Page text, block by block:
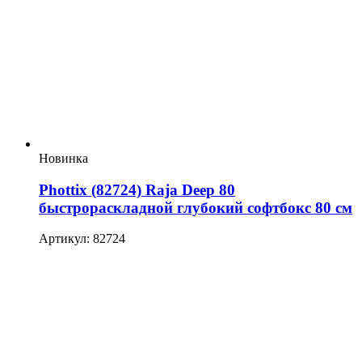
Новинка
Phottix (82724) Raja Deep 80
быстрораскладной глубокий софтбокс 80 см
Артикул: 82724